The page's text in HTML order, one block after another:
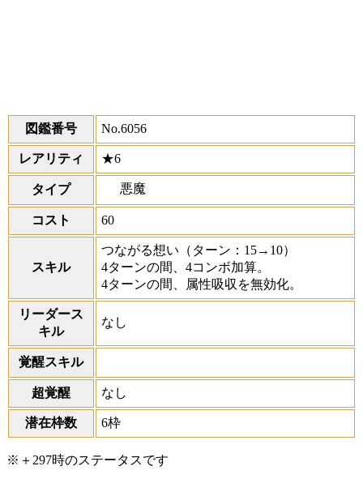
図鑑番号 No.6056
レアリティ ★6
タイプ 悪魔
コスト 60
スキル
つながる想い （ターン：15→10）
4ターンの間、4コンボ加算。
4ターンの間、属性吸収を無効化。
リーダース
キル
なし
覚醒スキル
超覚醒 なし
潜在枠数 6枠
※＋297時のステータスです